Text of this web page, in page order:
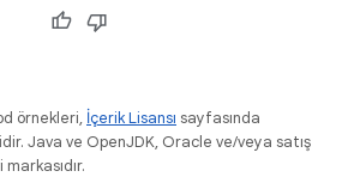
örnekleri, İçerik Lisansı sayfasında
Java ve OpenJDK, Oracle ve/veya satış